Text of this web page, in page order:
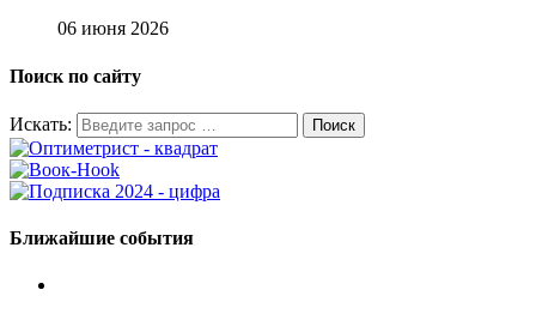
06 июня 2026
Поиск по сайту
Искать:
Ближайшие события